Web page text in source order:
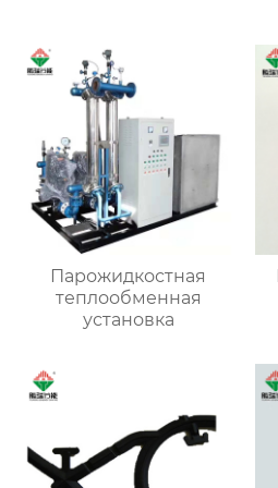
Парожидкостная
теплообменная
установка